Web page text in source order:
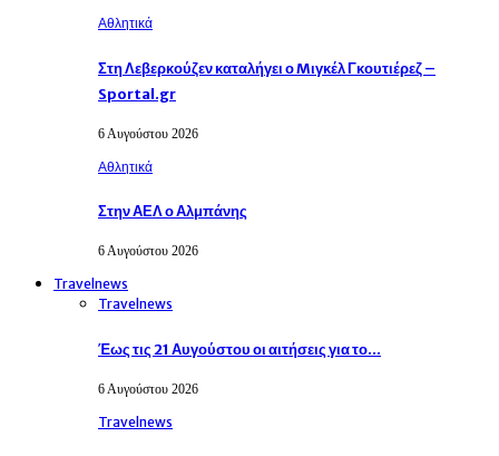
Αθλητικά
Στη Λεβερκούζεν καταλήγει ο Mιγκέλ Γκουτιέρεζ –
Sportal.gr
6 Αυγούστου 2026
Αθλητικά
Στην ΑΕΛ ο Αλμπάνης
6 Αυγούστου 2026
Travelnews
Travelnews
Έως τις 21 Αυγούστου οι αιτήσεις για το…
6 Αυγούστου 2026
Travelnews